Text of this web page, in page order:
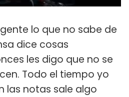
lo que no sabe de
dice cosas
les digo que no se
Todo el tiempo yo
las notas sale algo